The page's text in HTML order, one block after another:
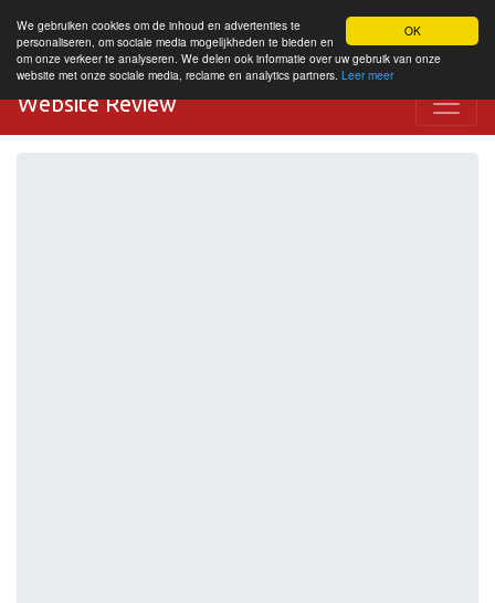
OK
We gebruiken cookies om de inhoud en advertenties te
personaliseren, om sociale media mogelijkheden te bieden en
om onze verkeer te analyseren. We delen ook informatie over uw gebruik van onze
website met onze sociale media, reclame en analytics partners. Leer meer
Website Review